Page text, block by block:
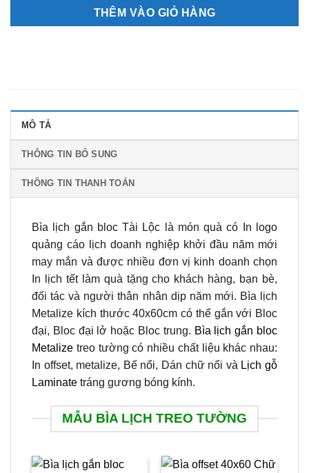
THÊM VÀO GIỎ HÀNG
MÔ TẢ
THÔNG TIN BỔ SUNG
THÔNG TIN THANH TOÁN
Bìa lịch gắn bloc Tài Lộc là món quà có In logo
quảng cáo lịch doanh nghiệp khởi đầu năm mới
may mắn và được nhiều đơn vị kinh doanh chọn
In lịch tết làm quà tặng cho khách hàng, bạn bè,
đối tác và người thân nhân dịp năm mới. Bìa lịch
Metalize kích thước 40x60cm có thể gắn với Bloc
đại, Bloc đại lở hoặc Bloc trung. Bìa lịch gắn bloc
Metalize treo tường có nhiều chất liệu khác nhau:
In offset, metalize, Bế nổi, Dán chữ nổi và Lịch gỗ
Laminate tráng gương bóng kính.
MẪU BÌA LỊCH TREO TƯỜNG